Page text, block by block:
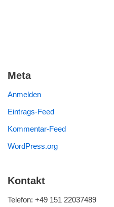
Meta
Anmelden
Eintrags-Feed
Kommentar-Feed
WordPress.org
Kontakt
Telefon: +49 151 22037489